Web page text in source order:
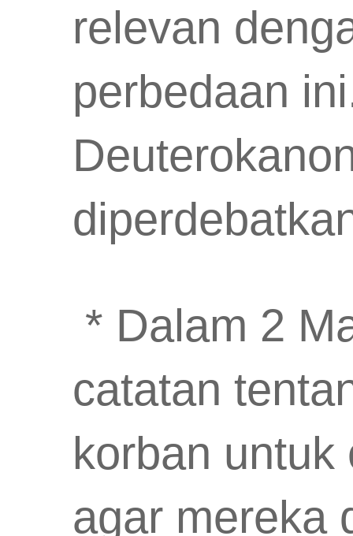
relevan
perbedaan
* Dalam 2
catatan
korban untuk
agar mereka